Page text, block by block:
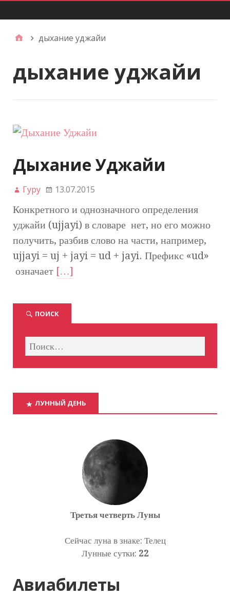
дыхание уджайи
дыхание уджайи
Дыхание Уджайи
Гуру 13.07.2015
Конкретного и однозначного определения
уджайи (ujjayi) в словаре нет, но его можно
получить, разбив слово на части, например,
ujjayi = uj + jayi = ud + jayi. Префикс «ud»
означает […]
ПОИСК
ЛУННЫЙ ДЕНЬ
Третья четверть Луны
Сейчас луна в знаке: Телец
Лунные сутки: 22
Авиабилеты